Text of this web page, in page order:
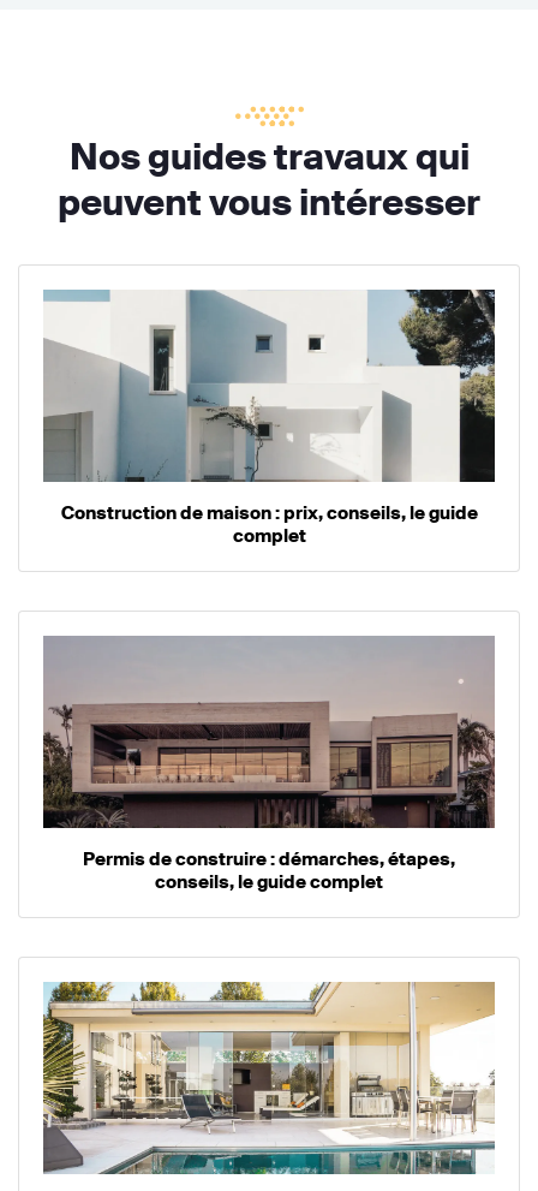
Nos guides travaux qui
peuvent vous intéresser
Construction de maison : prix, conseils, le guide
complet
Permis de construire : démarches, étapes,
conseils, le guide complet